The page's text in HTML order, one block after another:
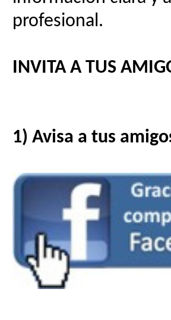
profesional.
INVITA A TUS
1) Avisa a tus